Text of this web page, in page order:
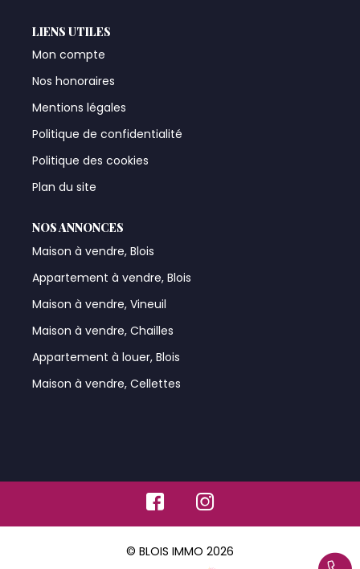
LIENS UTILES
Mon compte
Nos honoraires
Mentions légales
Politique de confidentialité
Politique des cookies
Plan du site
NOS ANNONCES
Maison à vendre, Blois
Appartement à vendre, Blois
Maison à vendre, Vineuil
Maison à vendre, Chailles
Appartement à louer, Blois
Maison à vendre, Cellettes
© BLOIS IMMO 2026